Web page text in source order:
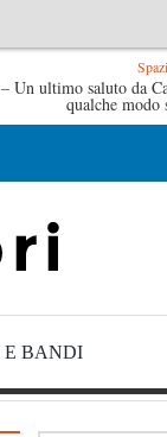
di Sybil – Virginia
Spazi
Un ultimo saluto da
qualche modo
E BANDI